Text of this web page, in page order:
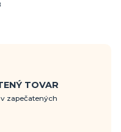
TOVAR
zapečatených